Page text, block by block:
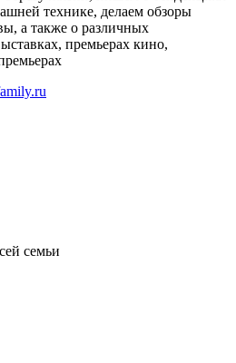
технике, делаем обзоры
а также о различных
премьерах кино,
семьи